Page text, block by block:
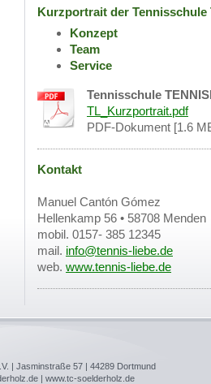
Kurzportrait der Tennisschule
Konzept
Team
Service
Tennisschule
TL_Kurzportrait.pdf
PDF-Dokument [1.6
Kontakt
Manuel Cantón Gómez
Hellenkamp 56 • 58708 Menden
mobil. 0157- 385 12345
mail. info@tennis-liebe.de
web. www.tennis-liebe.de
| Jasminstraße 57 | 44289 Dortmund
| www.tc-soelderholz.de